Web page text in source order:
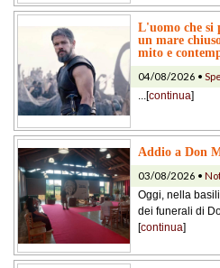
L'uomo che si
un mare
mito e
04/08/2026 •
...[continua]
Addio a Don
03/08/2026 •
Oggi, nella
dei funerali di
[continua]